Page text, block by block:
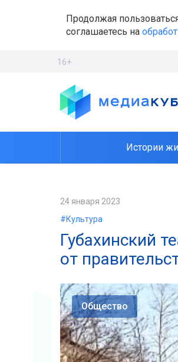
Продолжая
соглашаетесь на
16+
Истории
24 января 2023
#Культура
Губахинский
от
Общество